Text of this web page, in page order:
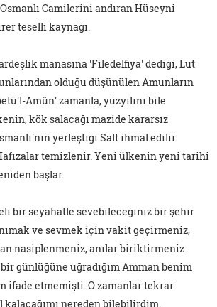
Camilerini andıran Hüseyni
teselli kaynağı.
manasına 'Filedelfiya' dediği, Lut
olduğu düşünülen Amunların
Amûn' zamanla, yüzyılını bile
kök salacağı mazide kararsız
yerleştiği Salt ihmal edilir.
temizlenir. Yeni ülkenin yeni tarihi
başlar.
bir seyahatle sevebileceğiniz bir şehir
ve sevmek için vakit geçirmeniz,
nasiplenmeniz, anılar biriktirmeniz
günlüğüne uğradığım Amman benim
ifade etmemişti. O zamanlar tekrar
kalacağımı nereden bilebilirdim.